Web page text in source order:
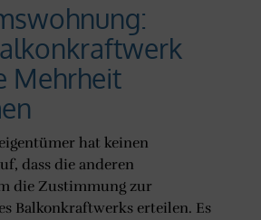
Mehrheit
hat keinen
dass die anderen
die Zustimmung zur
Balkonkraftwerks erteilen. Es